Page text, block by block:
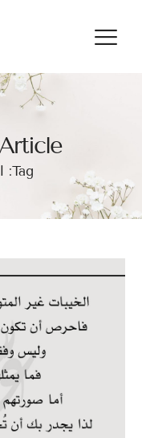
Tag: التعامل مع التوقعات